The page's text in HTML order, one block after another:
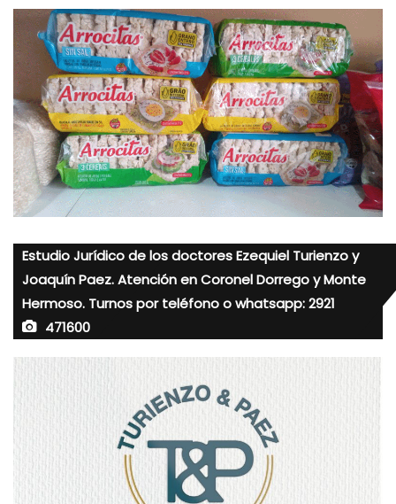
Estudio Jurídico de los doctores Ezequiel Turienzo y
Joaquín Paez. Atención en Coronel Dorrego y Monte
Hermoso. Turnos por teléfono o whatsapp: 2921
471600